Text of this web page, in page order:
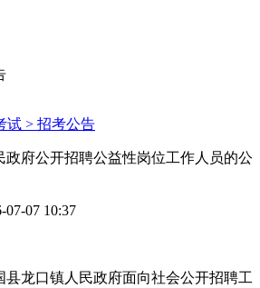
试 > 招考公告
政府公开招聘公益性岗位工作人员的公
07 10:37
龙口镇人民政府面向社会公开招聘工